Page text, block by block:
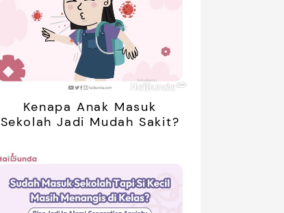
Kenapa Anak Masuk
Sekolah Jadi Mudah Sakit?